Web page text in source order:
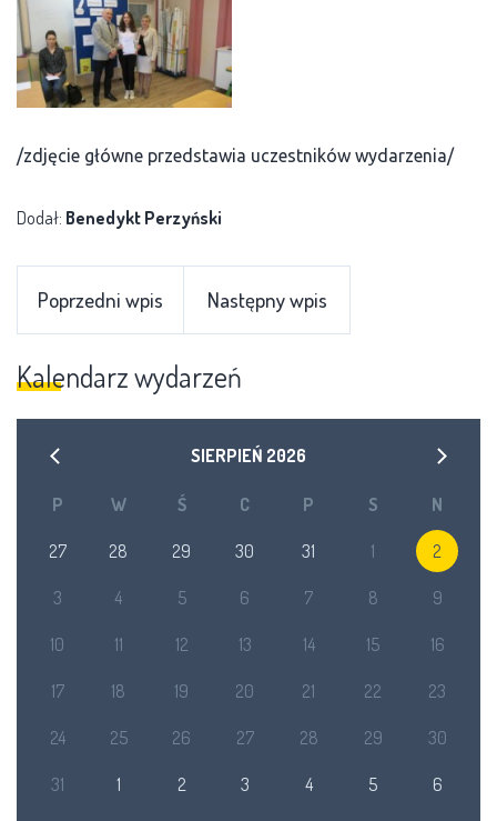
/zdjęcie główne przedstawia uczestników wydarzenia/
Dodał: Benedykt Perzyński
Poprzedni wpis Następny wpis
Kalendarz wydarzeń
SIERPIEŃ 2026
P W Ś C P S N
27 28 29 30 31 1 2
3 4 5 6 7 8 9
10 11 12 13 14 15 16
17 18 19 20 21 22 23
24 25 26 27 28 29 30
31 1 2 3 4 5 6